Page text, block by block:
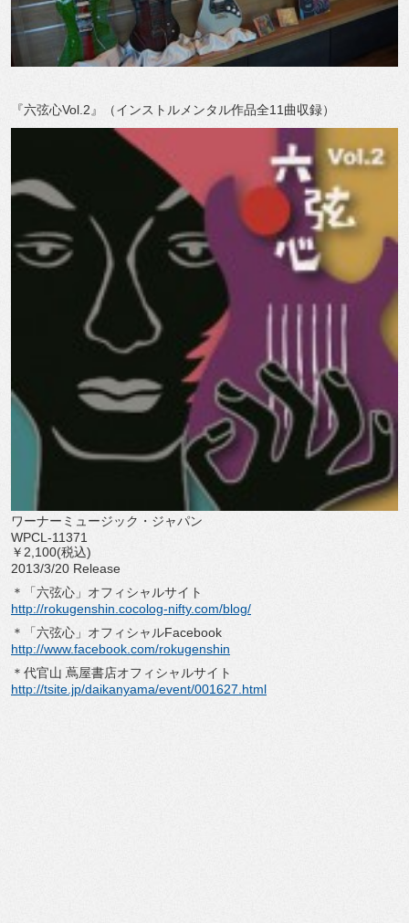
『六弦心Vol.2』（インストルメンタル作品全11曲収録）
ワーナーミュージック・ジャパン
WPCL-11371
￥2,100(税込)
2013/3/20 Release
＊「六弦心」オフィシャルサイト
http://rokugenshin.cocolog-nifty.com/blog/
＊「六弦心」オフィシャルFacebook
http://www.facebook.com/rokugenshin
＊代官山 蔦屋書店オフィシャルサイト
http://tsite.jp/daikanyama/event/001627.html